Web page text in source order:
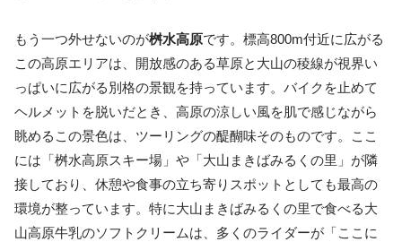
もう一つ外せないのが桝水高原です。標高800m付近に広がる
この高原エリアは、開放感のある草原と大山の稜線が視界い
っぱいに広がる別格の景観を持っています。バイクを止めて
ヘルメットを脱いだとき、高原の涼しい風を肌で感じながら
眺めるこの景色は、ツーリングの醍醐味そのものです。ここ
には「桝水高原スキー場」や「大山まきばみるくの里」が隣
接しており、休憩や食事の立ち寄りスポットとしても最高の
環境が整っています。特に大山まきばみるくの里で食べる大
山高原牛乳のソフトクリームは、多くのライダーが「ここに